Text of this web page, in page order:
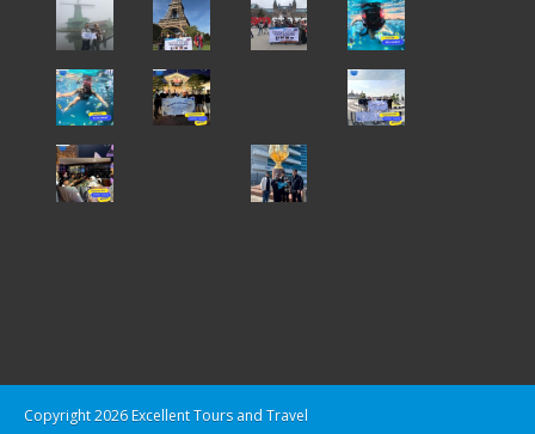
Copyright 2026 Excellent Tours and Travel